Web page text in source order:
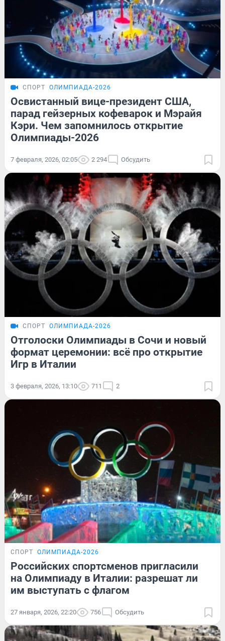
СПОРТ ОЛИМПИАДА-2026
Освистанный вице-президент США,
парад гейзерных кофеварок и Мэрайя
Кэри. Чем запомнилось открытие
Олимпиады-2026
7 февраля, 2026, 02:05 2 294 Обсудить
СПОРТ ОЛИМПИАДА-2026
Отголоски Олимпиады в Сочи и новый
формат церемонии: всё про открытие
Игр в Италии
3 февраля, 2026, 13:10 711 2
СПОРТ ОЛИМПИАДА-2026
Российских спортсменов пригласили
на Олимпиаду в Италии: разрешат ли
им выступать с флагом
27 января, 2026, 22:20 756 Обсудить